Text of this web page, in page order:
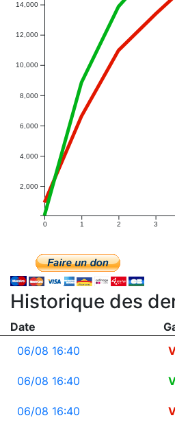
0 1 2 3
2,000
4,000
6,000
8,000
10,000
12,000
14,000
Historique des
Date
06/08 16:40
06/08 16:40
06/08 16:40